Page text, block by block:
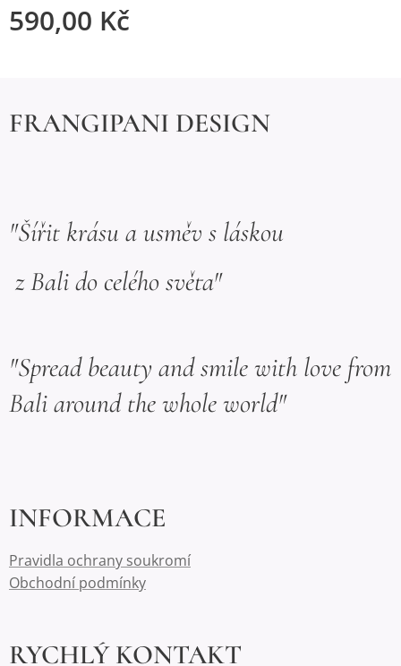
590,00 Kč
FRANGIPANI DESIGN
"Šířit krásu a usměv s láskou
z Bali do celého světa"
"Spread beauty and smile with love from
Bali around the whole world"
INFORMACE
Pravidla ochrany soukromí
Obchodní podmínky
RYCHLÝ KONTAKT